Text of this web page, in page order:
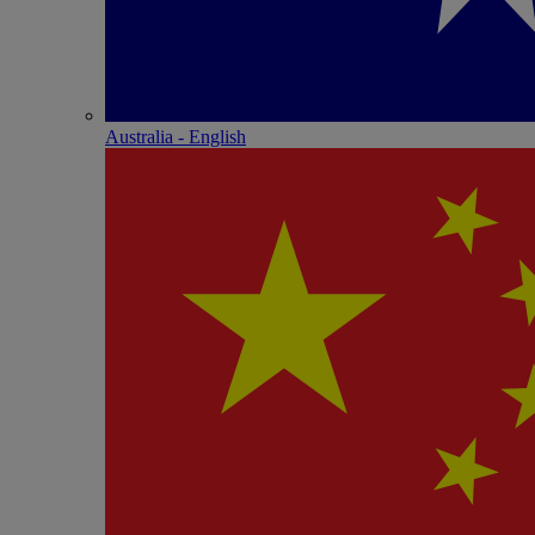
Australia - English